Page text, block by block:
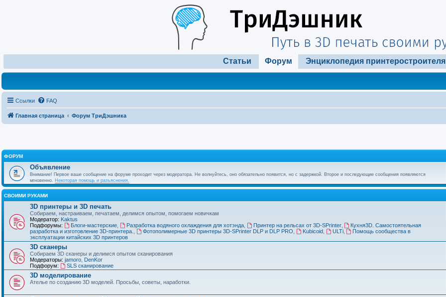
Статьи Форум Энциклопедия принтеростроителя
Ссылки FAQ
Главная страница Форум ТриДэшника
ФОРУМ
Объявление
Внимание! Первое ваше сообщение на форуме проходит через модератора. Не волнуйтесь, оно обязательно появится, но с задержкой. Второе и последующие сообщения появляются
мгновенно. Некоторая помощь и разъяснения.
СВОИМИ РУКАМИ
3D принтеры и 3D печать
Собираем, настраиваем, печатаем, делимся опытом, помогаем новичкам
Модератор: Kaktus
Подфорумы:
Блоги-мастерские, Разработка водяного охлаждения для хотэнда, Принтер на рельсах от 3D-SPrinter,
Кухня3D. Самостоятельная
разработка и изготовление 3D-принтера.
Фотополимерные 3D принтеры 3D-SPrinter DLP и DLP PRO Kubicoid, ULTi,
Помощь сообщества в
эксплуатации китайских 3D принтеров
3D сканеры
Собираем 3D сканеры и делимся опытом сканирования
Модераторы: jamoro DenKor
Подфорум:
SLS сканирование
3D моделирование
Ателье по созданию 3D моделей. Просьбы, советы, наработки.